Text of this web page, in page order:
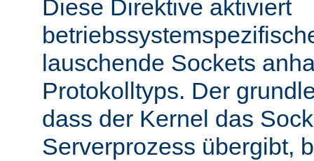
Diese Direktive aktiviert
lauschende Sockets
Protokolltyps. Der
dass der Kernel das
Serverprozess übergibt,